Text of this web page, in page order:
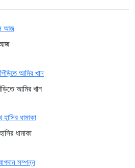
আজ
আমির খান
ধামাকা